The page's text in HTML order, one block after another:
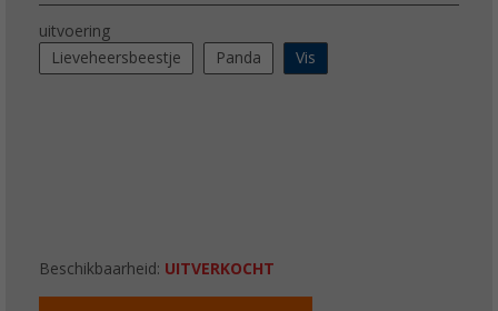
uitvoering
Lieveheersbeestje
Panda Vis
Beschikbaarheid: UITVERKOCHT